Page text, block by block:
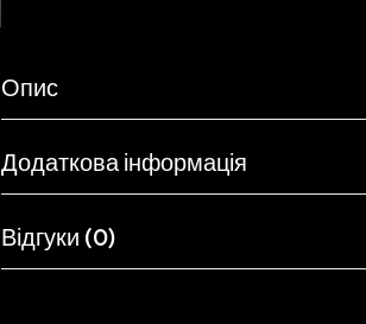
Опис
Додаткова інформація
Відгуки (0)